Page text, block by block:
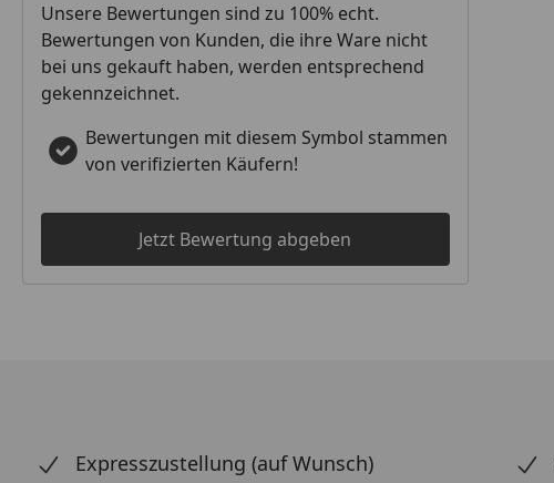
Unsere Bewertungen sind zu 100% echt.
Bewertungen von Kunden, die ihre Ware nicht
bei uns gekauft haben, werden entsprechend
gekennzeichnet.
Bewertungen mit diesem Symbol stammen
von verifizierten Käufern!
Jetzt Bewertung abgeben
Expresszustellung (auf Wunsch)